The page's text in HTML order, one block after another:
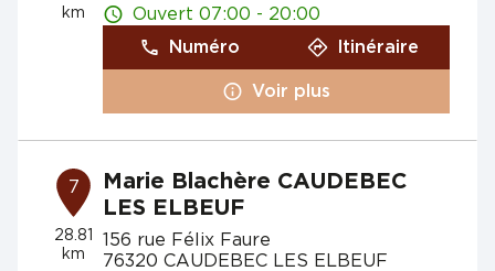
km
Ouvert 07:00 - 20:00
Numéro
Itinéraire
Voir plus
7
28.81
km
Marie Blachère CAUDEBEC
LES ELBEUF
156 rue Félix Faure
76320 CAUDEBEC LES ELBEUF